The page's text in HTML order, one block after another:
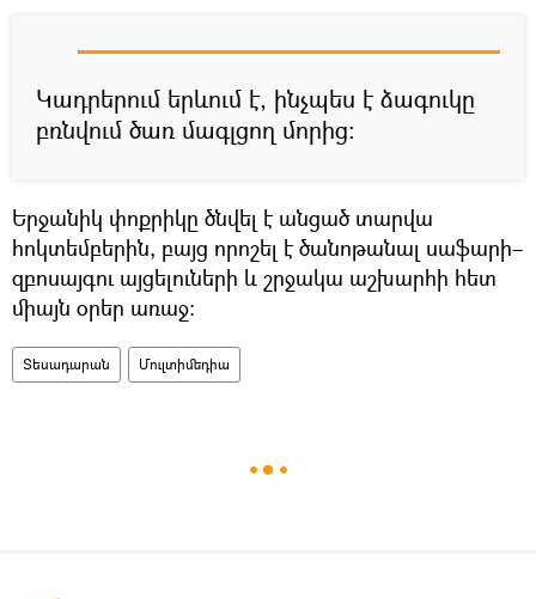
Կադրերում երևում է, ինչպես է ձագուկը
բռնվում ծառ մագլցող մորից։
Երջանիկ փոքրիկը ծնվել է անցած տարվա
հոկտեմբերին, բայց որոշել է ծանոթանալ սաֆարի–
զբոսայգու այցելուների և շրջակա աշխարհի հետ
միայն օրեր առաջ։
Տեսադարան Մուլտիմեդիա